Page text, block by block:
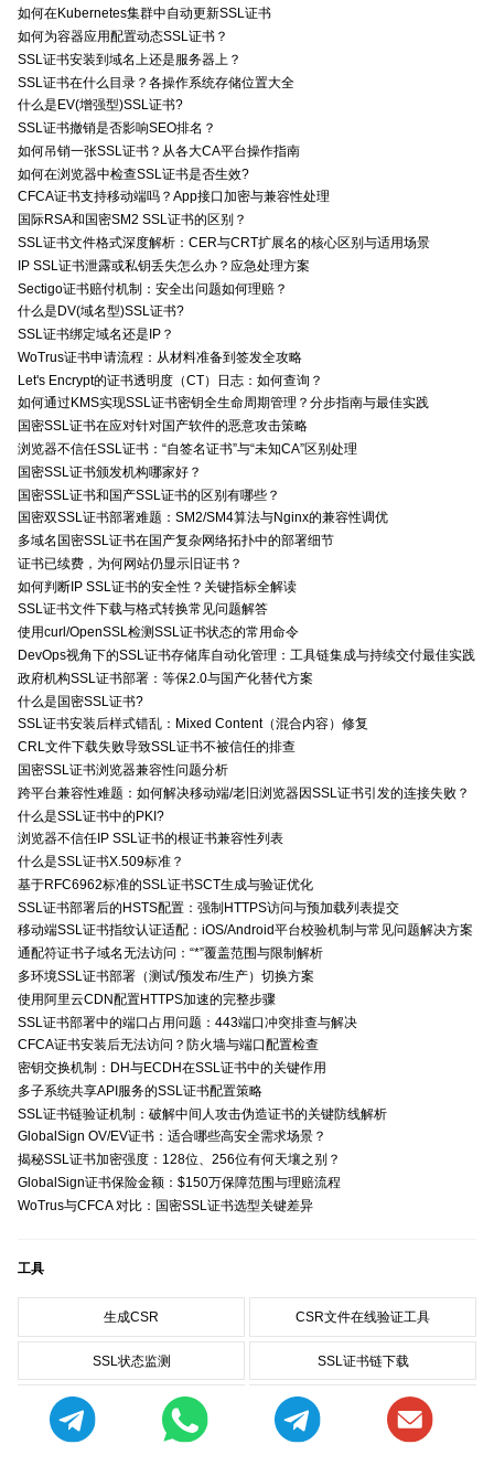
如何在Kubernetes集群中自动更新SSL证书
如何为容器应用配置动态SSL证书？
SSL证书安装到域名上还是服务器上？
SSL证书在什么目录？各操作系统存储位置大全
什么是EV(增强型)SSL证书?
SSL证书撤销是否影响SEO排名？
如何吊销一张SSL证书？从各大CA平台操作指南
如何在浏览器中检查SSL证书是否生效?
CFCA证书支持移动端吗？App接口加密与兼容性处理
国际RSA和国密SM2 SSL证书的区别？
SSL证书文件格式深度解析：CER与CRT扩展名的核心区别与适用场景
IP SSL证书泄露或私钥丢失怎么办？应急处理方案
Sectigo证书赔付机制：安全出问题如何理赔？
什么是DV(域名型)SSL证书?
SSL证书绑定域名还是IP？
WoTrus证书申请流程：从材料准备到签发全攻略
Let's Encrypt的证书透明度（CT）日志：如何查询？
如何通过KMS实现SSL证书密钥全生命周期管理？分步指南与最佳实践
国密SSL证书在应对针对国产软件的恶意攻击策略
浏览器不信任SSL证书：“自签名证书”与“未知CA”区别处理
国密SSL证书颁发机构哪家好？
国密SSL证书和国产SSL证书的区别有哪些？
国密双SSL证书部署难题：SM2/SM4算法与Nginx的兼容性调优
多域名国密SSL证书在国产复杂网络拓扑中的部署细节
证书已续费，为何网站仍显示旧证书？
如何判断IP SSL证书的安全性？关键指标全解读
SSL证书文件下载与格式转换常见问题解答
使用curl/OpenSSL检测SSL证书状态的常用命令
DevOps视角下的SSL证书存储库自动化管理：工具链集成与持续交付最佳实践
政府机构SSL证书部署：等保2.0与国产化替代方案
什么是国密SSL证书?
SSL证书安装后样式错乱：Mixed Content（混合内容）修复
CRL文件下载失败导致SSL证书不被信任的排查
国密SSL证书浏览器兼容性问题分析
跨平台兼容性难题：如何解决移动端/老旧浏览器因SSL证书引发的连接失败？
什么是SSL证书中的PKI?
浏览器不信任IP SSL证书的根证书兼容性列表
什么是SSL证书X.509标准？
基于RFC6962标准的SSL证书SCT生成与验证优化
SSL证书部署后的HSTS配置：强制HTTPS访问与预加载列表提交
移动端SSL证书指纹认证适配：iOS/Android平台校验机制与常见问题解决方案
通配符证书子域名无法访问：“*”覆盖范围与限制解析
多环境SSL证书部署（测试/预发布/生产）切换方案
使用阿里云CDN配置HTTPS加速的完整步骤
SSL证书部署中的端口占用问题：443端口冲突排查与解决
CFCA证书安装后无法访问？防火墙与端口配置检查
密钥交换机制：DH与ECDH在SSL证书中的关键作用
多子系统共享API服务的SSL证书配置策略
SSL证书链验证机制：破解中间人攻击伪造证书的关键防线解析
GlobalSign OV/EV证书：适合哪些高安全需求场景？
揭秘SSL证书加密强度：128位、256位有何天壤之别？
GlobalSign证书保险金额：$150万保障范围与理赔流程
WoTrus与CFCA 对比：国密SSL证书选型关键差异
工具
生成CSR CSR文件在线验证工具
SSL状态监测 SSL证书链下载
SSL证书签发日志查询 SSL证书格式转换工具